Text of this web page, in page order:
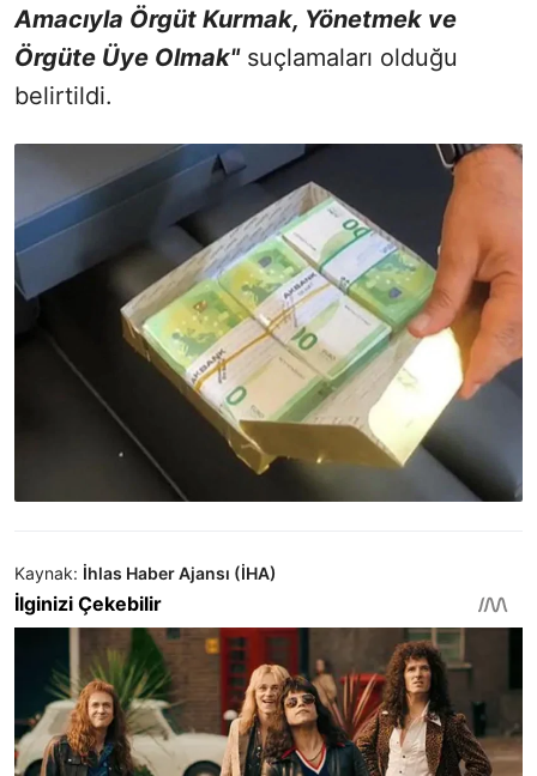
Amacıyla Örgüt Kurmak, Yönetmek ve
Örgüte Üye Olmak"suçlamaları olduğu
belirtildi.
Kaynak: İhlas Haber Ajansı (İHA)